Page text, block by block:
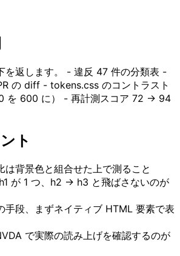
を返します。 - 違反 47 件の分類表 -
の diff - tokens.css のコントラスト
を 600 に） - 再計測スコア 72 → 94
ト
は背景色と組合せた上で測ること
が 1 つ、h2 → h3 と飛ばさないのが
段、まずネイティブ HTML 要素で表
で実際の読み上げを確認するのが